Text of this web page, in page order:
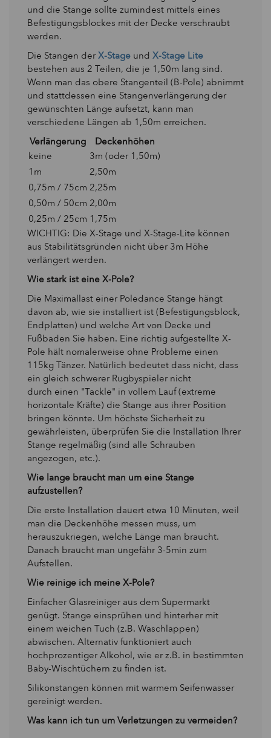
und die Stange sollte zumindest mittels eines
Befestigungsblockes mit der Decke verschraubt
werden.
Die Stangen derX-Stage und X-Stage Lite
bestehen aus 2 Teilen, die je 1,50m lang sind.
Wenn man das obere Stangenteil (B-Pole) abnimmt
und stattdessen eine Stangenverlängerung der
gewünschten Länge aufsetzt, kann man
verschiedene Längen ab 1,50m erreichen.
Verlängerung
Deckenhöhen
keine
3m (oder 1,50m)
1m
2,50m
0,75m / 75cm 2,25m
0,50m / 50cm 2,00m
0,25m / 25cm 1,75m
WICHTIG: Die X-Stage und X-Stage-Lite können
aus Stabilitätsgründen nicht über 3m Höhe
verlängert werden.
Wie stark ist eine X-Pole?
Die Maximallast einer Poledance Stange hängt
davon ab, wie sie installiert ist (Befestigungsblock,
Endplatten) und welche Art von Decke und
Fußbaden Sie haben. Eine richtig aufgestellte X-
Pole hält nomalerweise ohne Probleme einen
115kg Tänzer. Natürlich bedeutet dass nicht, dass
ein gleich schwerer Rugbyspieler nicht
durch einen "Tackle" in vollem Lauf (extreme
horizontale Kräfte) die Stange aus ihrer Position
bringen könnte. Um höchste Sicherheit zu
gewährleisten, überprüfen Sie die Installation Ihrer
Stange regelmäßig (sind alle Schrauben
angezogen, etc.).
Wie lange braucht man um eine Stange
aufzustellen?
Die erste Installation dauert etwa 10 Minuten, weil
man die Deckenhöhe messen muss, um
herauszukriegen, welche Länge man braucht.
Danach braucht man ungefähr 3-5min zum
Aufstellen.
Wie reinige ich meine X-Pole?
Einfacher Glasreiniger aus dem Supermarkt
genügt. Stange einsprühen und hinterher mit
einem weichen Tuch (z.B. Waschlappen)
abwischen. Alternativ funktioniert auch
hochprozentiger Alkohol, wie er z.B. in bestimmten
Baby-Wischtüchern zu finden ist.
Silikonstangen können mit warmem Seifenwasser
gereinigt werden.
Was kann ich tun um Verletzungen zu vermeiden?